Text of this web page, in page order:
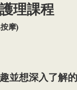
理課程
摩)
並想深入了解